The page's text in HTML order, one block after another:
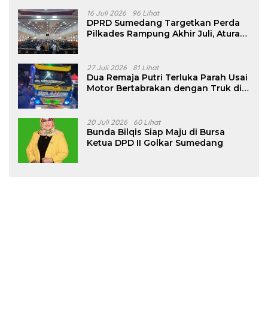
16 Juli 2026 96 Lihat
DPRD Sumedang Targetkan Perda
Pilkades Rampung Akhir Juli, Aturan
27 Juli 2026 81 Lihat
Dua Remaja Putri Terluka Parah Usai
Motor Bertabrakan dengan Truk di
20 Juli 2026 60 Lihat
Bunda Bilqis Siap Maju di Bursa
Ketua DPD II Golkar Sumedang